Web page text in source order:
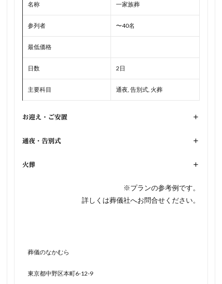
名称 一家族葬
参列者 〜40名
最低価格
日数 2日
主要科目 通夜, 告別式, 火葬
お迎え・ご安置 +
通夜・告別式 +
火葬 +
※プランの参考例です。
詳しくは葬儀社へお問合せください。
葬儀のなかむら
東京都中野区本町6-12-9